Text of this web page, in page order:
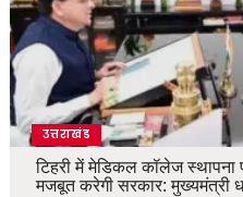
उत्तराखंड
टिहरी में मेडिकल कॉलेज
मजबूत करेगी सरकार: मुख्यमंत्री